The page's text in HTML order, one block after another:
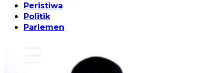
Peristiwa
Politik
Parlemen